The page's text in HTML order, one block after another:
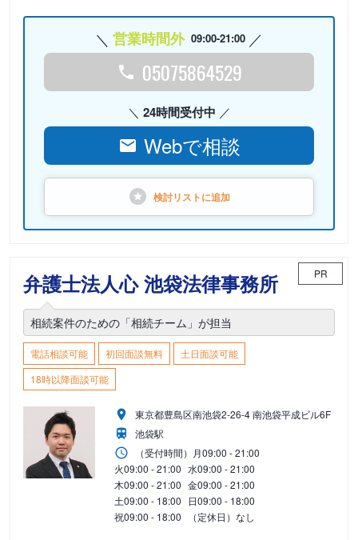
営業時間外 09:00-21:00
05075864529
24時間受付中
Webで相談
検討リストに追加
弁護士法人心 池袋法律事務所 PR
相続案件のための「相続チーム」が担当
電話相談可能 初回面談無料
土日面談可能
18時以降面談可能
東京都豊島区南池袋2-26-4 南池袋平成ビル6F
池袋駅
（受付時間） 月09:00 - 21:00
火09:00 - 21:00 水09:00 - 21:00
木09:00 - 21:00 金09:00 - 21:00
土09:00 - 18:00 日09:00 - 18:00
祝09:00 - 18:00 （定休日）なし